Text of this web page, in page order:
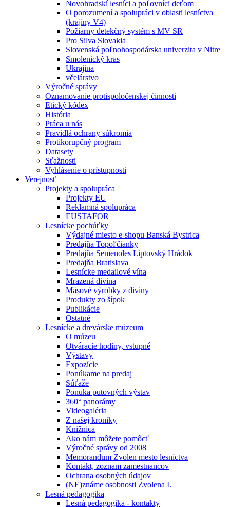
Novohradskí lesníci a poľovníci deťom
O porozumení a spolupráci v oblasti lesníctva
(krajiny V4)
Požiarny detekčný systém s MV SR
Pro Silva Slovakia
Slovenská poľnohospodárska univerzita v Nitre
Smolenický kras
Ukrajina
včelárstvo
Výročné správy
Oznamovanie protispoločenskej činnosti
Etický kódex
História
Práca u nás
Pravidlá ochrany súkromia
Protikorupčný program
Datasety
Sťažnosti
Vyhlásenie o prístupnosti
Verejnosť
Projekty a spolupráca
Projekty EU
Reklamná spolupráca
EUSTAFOR
Lesnícke pochúťky
Výdajné miesto e-shopu Banská Bystrica
Predajňa Topoľčianky
Predajňa Semenoles Liptovský Hrádok
Predajňa Bratislava
Lesnícke medailové vína
Mrazená divina
Mäsové výrobky z diviny
Produkty zo šípok
Publikácie
Ostatné
Lesnícke a drevárske múzeum
O múzeu
Otváracie hodiny, vstupné
Výstavy
Expozície
Ponúkame na predaj
Súťaže
Ponuka putovných výstav
360° panorámy
Videogaléria
Z našej kroniky
Knižnica
Ako nám môžete pomôcť
Výročné správy od 2008
Memorandum Zvolen mesto lesníctva
Kontakt, zoznam zamestnancov
Ochrana osobných údajov
(NE)známe osobnosti Zvolena I.
Lesná pedagogika
Lesná pedagogika - kontakty